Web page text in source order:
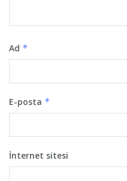
Ad *
E-posta *
İnternet sitesi